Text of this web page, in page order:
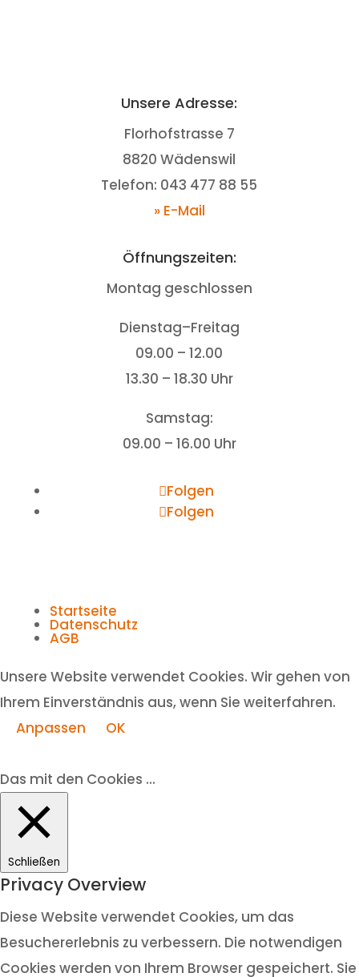
Unsere Adresse:
Florhofstrasse 7
8820 Wädenswil
Telefon: 043 477 88 55
» E-Mail
Öffnungszeiten:
Montag geschlossen
Dienstag–Freitag
09.00 – 12.00
13.30 – 18.30 Uhr
Samstag:
09.00 – 16.00 Uhr
Folgen
Folgen
Startseite
Datenschutz
AGB
Unsere Website verwendet Cookies. Wir gehen von
Ihrem Einverständnis aus, wenn Sie weiterfahren.
Anpassen
OK
Das mit den Cookies ...
Schließen
Privacy Overview
Diese Website verwendet Cookies, um das
Besuchererlebnis zu verbessern. Die notwendigen
Cookies werden von Ihrem Browser gespeichert. Sie